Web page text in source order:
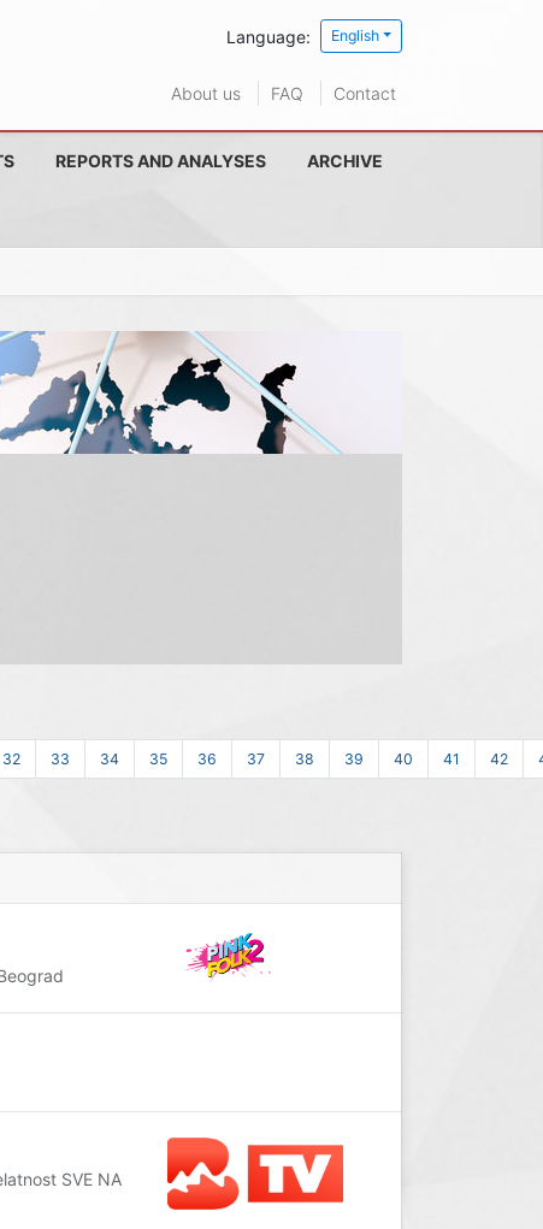
Language: English
About us FAQ Contact
REPORTS AND ANALYSES ARCHIVE
32 33 34 35 36 37 38 39 40 41 42
SVE NA